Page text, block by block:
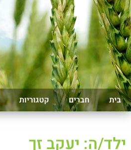
בית חברים קטגוריות
ילד/ה: יעקב זך